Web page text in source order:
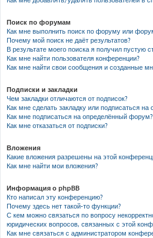
Поиск по форумам
Как мне выполнить поиск по форуму или
Почему мой поиск не даёт результатов?
В результате моего поиска я получил пустую
Как мне найти пользователя конференции?
Как мне найти свои сообщения и созданные
Подписки и закладки
Чем закладки отличаются от подписок?
Как мне сделать закладку или подписаться на
Как мне подписаться на определённый форум?
Как мне отказаться от подписки?
Вложения
Какие вложения разрешены на этой
Как мне найти мои вложения?
Информация о phpBB
Кто написал эту конференцию?
Почему здесь нет такой-то функции?
С кем можно связаться по вопросу
юридических вопросов, связанных с этой
Как мне связаться с администратором